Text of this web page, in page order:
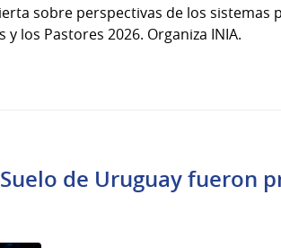
sobre perspectivas de los
y los Pastores 2026. Organiza INIA.
de Uruguay fueron